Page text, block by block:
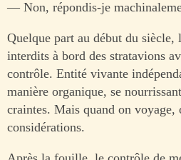
— Non, répondis-je
Quelque part au début du siècle,
interdits à bord des stratavions
contrôle. Entité vivante
manière organique, se
craintes. Mais quand on voyage,
considérations.